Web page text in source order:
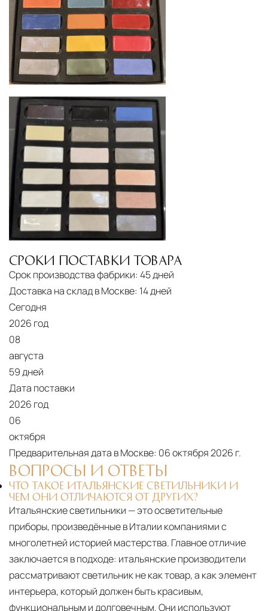
месту назначения с соблюдением сроков
Профессиональная выгрузка
квалифицированные грузчики
осуществляют разгрузку с применением
специального оборудования и техники
Подъём на этажи— доставка мебели и
дверных блоков в квартиры и офисы с
использованием лифтов или монтажных
средств
Распаковка и расстановка
распаковывают товар и устанавливают его в
указанное место
Вывоз упаковочного материала
Гарантийная проверка— осмотр товара на
предмет повреждений и дефектов при
доставке
Москве осуществляется в течение 3-5 рабочих
дней. Для Московской области сроки зависят
от удалённости объекта и варьируются от 5 до
10 рабочих дней. Возможна срочная доставка
ресурсов.
Управление логистикой и контроль
качества
Каждый заказ отслеживается в режиме
реального времени через систему GPS-
мониторинга. Наша команда логистических
специалистов с опытом работы в
международной доставке обеспечивает
полную сохранность груза, соблюдение
температурного режима и защиту от
механических повреждений на всех этапах
СРОКИ ПОСТАВКИ ТОВАРА
Срок производства фабрики: 45 дней
Доставка на склад в Москве: 14 дней
Сегодня
2026 год
08
августа
59 дней
Дата поставки
2026 год
06
октября
Предварительная дата в Москве: 06 октября 2026 г.
ВОПРОСЫ И ОТВЕТЫ
ЧТО ТАКОЕ ИТАЛЬЯНСКИЕ СВЕТИЛЬНИКИ И
ЧЕМ ОНИ ОТЛИЧАЮТСЯ ОТ ДРУГИХ?
Итальянские светильники — это осветительные
приборы, произведённые в Италии компаниями с
многолетней историей мастерства. Главное отличие
заключается в подходе: итальянские производители
рассматривают светильник не как товар, а как элемент
интерьера, который должен быть красивым,
функциональным и долговечным. Они используют